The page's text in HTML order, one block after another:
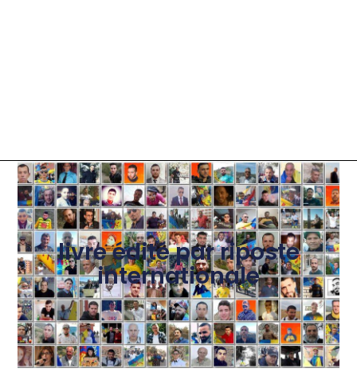
livre édité par riposte
internationale